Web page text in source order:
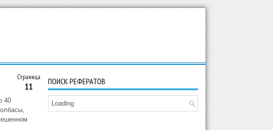
Страница
11
40
ПОИСК РЕФЕРАТОВ
Loading